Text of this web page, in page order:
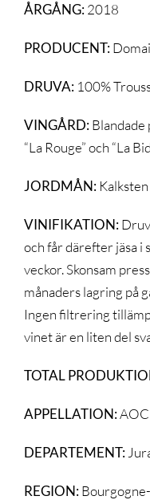
ÅRGÅNG:2018
PRODUCENT:
DRUVA:100%
VINGÅRD:
“La Rouge” och “La
JORDMÅN:
VINIFIKATION:
och får därefter jäsa i
veckor. Skonsam
månaders lagring på
Ingen filtrering
vinet är en liten del
TOTAL
APPELLATION:AOC
DEPARTEMENT:
REGION: